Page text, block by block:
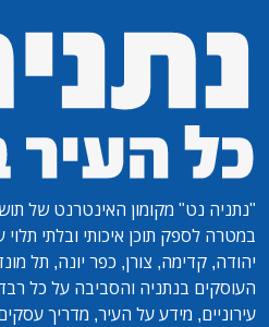
"נתניה נט" מקומון האינטרנט של
במטרה לספק תוכן איכותי ובלתי
יהודה, קדימה, צורן, כפר יונה, תל
העוסקים בנתניה והסביבה על כל
עירוניים, מידע על העיר, מדריך